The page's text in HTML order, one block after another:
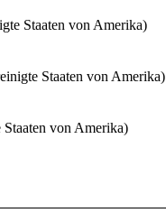
Staaten von Amerika)
Staaten von Amerika)
Staaten von Amerika)